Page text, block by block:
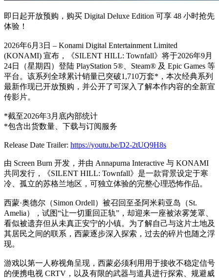
即日起开放预购，购买 Digital Deluxe Edition 可享 48 小时抢先
体验！
2026年6月3日 – Konami Digital Entertainment Limited
(KONAMI) 宣布，《SILENT HILL: Townfall》将于2026年9月
24日（星期四）登陆 PlayStation 5®、Steam® 及 Epic Games 等
平台。该系列全球累计销量已突破1,710万套*，本次经典系列
最新作现已开放预购，并公开了可深入了解本作内容的全新宣
传影片。
*截至2026年3月底内部统计
*包含出货数量、下载与订阅服务
Release Date Trailer: https://youtu.be/D2-2tUQ9H8s
由 Screen Burn 开发，并由 Annapurna Interactive 与 KONAMI
共同发行，《SILENT HILL: Townfall》是一款背景设定于寒
冷、孤立的苏格兰地区，可独立体验的完整心理恐怖作品。
西蒙·奥德尔（Simon Ordell）被召回至圣阿米莉亚岛（St.
Amelia），试图“让一切重回正轨”，却迎来一座被浓雾笼罩、
看似被遗弃但从未真正安宁的小镇。为了解自己与这片土地及
其居民之间的联系，西蒙逐步深入探索，过去的碎片也随之浮
现。
游戏以第一人称视角呈现，西蒙必须利用用于接收不稳定信号
的便携电视 CRTV，以及有限的武器与道具进行探索、规避威